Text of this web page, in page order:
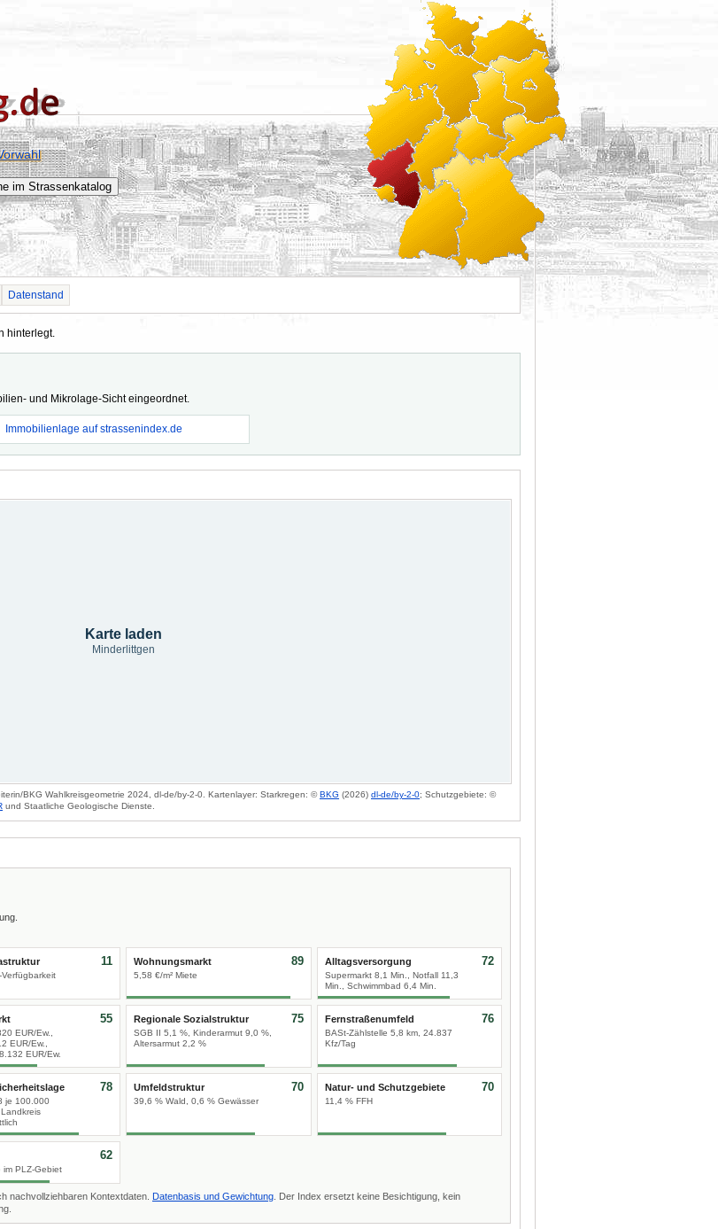
Datenstand
hinterlegt.
und Mikrolage-Sicht eingeordnet.
Immobilienlage auf strassenindex.de
Karte laden
Minderlittgen
BKG Wahlkreisgeometrie 2024, dl-de/by-2-0. Kartenlayer: Starkregen: ©BKG (2026) dl-de/by-2-0; Schutzgebiete: ©
und Staatliche Geologische Dienste.
11 Wohnungsmarkt
5,58 €/m² Miete
89 Alltagsversorgung
Supermarkt 8,1 Min., Notfall 11,3
Min., Schwimmbad 6,4 Min.
72
EUR/Ew.,
EUR/Ew.,
EUR/Ew.
55 Regionale Sozialstruktur
SGB II 5,1 %, Kinderarmut 9,0 %,
Altersarmut 2,2 %
75 Fernstraßenumfeld
BASt-Zählstelle 5,8 km, 24.837
Kfz/Tag
76
je 100.000
78 Umfeldstruktur
39,6 % Wald, 0,6 % Gewässer
70 Natur- und Schutzgebiete
11,4 % FFH
70
PLZ-Gebiet
62
nachvollziehbaren Kontextdaten. Datenbasis und Gewichtung . Der Index ersetzt keine Besichtigung, kein